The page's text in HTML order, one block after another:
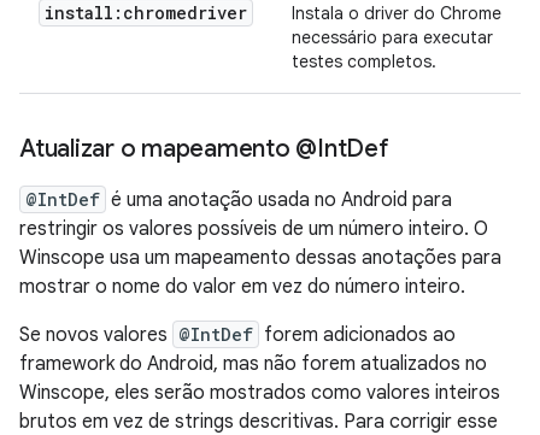
install:chromedriver
Instala o driver do Chrome
necessário para executar
testes completos.
Atualizar o mapeamento @IntDef
@IntDef é uma anotação usada no Android para
restringir os valores possíveis de um número inteiro. O
Winscope usa um mapeamento dessas anotações para
mostrar o nome do valor em vez do número inteiro.
Se novos valores @IntDef forem adicionados ao
framework do Android, mas não forem atualizados no
Winscope, eles serão mostrados como valores inteiros
brutos em vez de strings descritivas. Para corrigir esse